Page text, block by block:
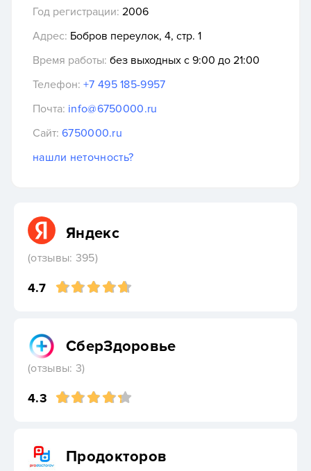
Год регистрации: 2006
Адрес: Бобров переулок, 4, стр. 1
Время работы: без выходных с 9:00 до 21:00
Телефон: +7 495 185-9957
Почта: info@6750000.ru
Сайт: 6750000.ru
нашли неточность?
Яндекс
(отзывы: 395)
4.7
СберЗдоровье
(отзывы: 3)
4.3
Продокторов